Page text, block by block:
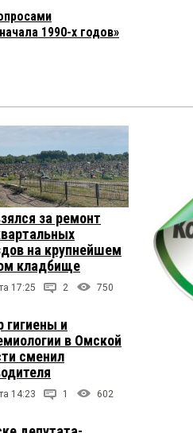
1990-х годов»
за ремонт
на крупнейшем
кладбище
17:25 2 750
гигиены и
в Омской
сменил
14:23 1 602